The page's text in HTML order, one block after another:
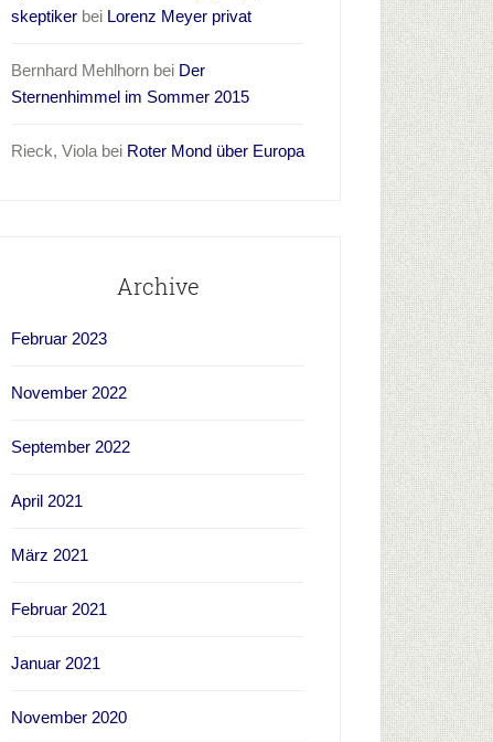
skeptiker bei Lorenz Meyer privat
Bernhard Mehlhorn bei Der
Sternenhimmel im Sommer 2015
Rieck, Viola bei Roter Mond über Europa
Archive
Februar 2023
November 2022
September 2022
April 2021
März 2021
Februar 2021
Januar 2021
November 2020